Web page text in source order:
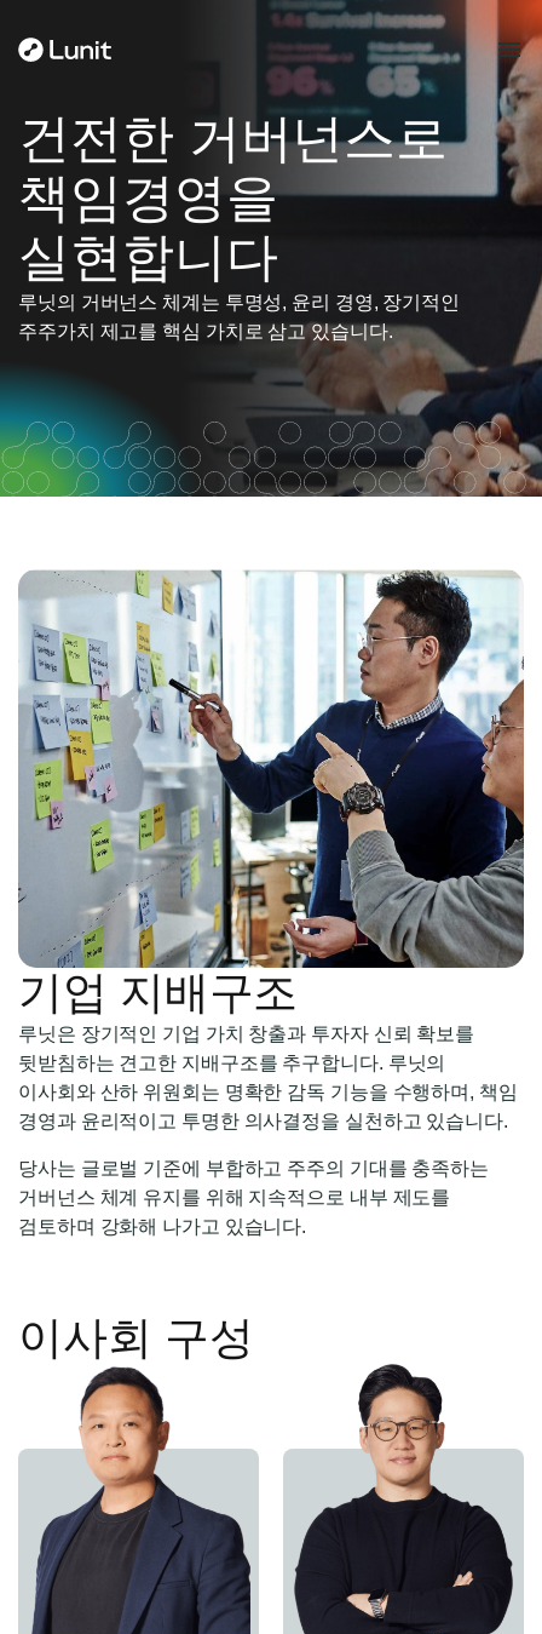
건전한 거버넌스로
책임경영을
실현합니다
루닛의 거버넌스 체계는 투명성, 윤리 경영, 장기적인
주주가치 제고를 핵심 가치로 삼고 있습니다.
기업 지배구조
루닛은 장기적인 기업 가치 창출과 투자자 신뢰 확보를
뒷받침하는 견고한 지배구조를 추구합니다. 루닛의
이사회와 산하 위원회는 명확한 감독 기능을 수행하며, 책임
경영과 윤리적이고 투명한 의사결정을 실천하고 있습니다.
당사는 글로벌 기준에 부합하고 주주의 기대를 충족하는
거버넌스 체계 유지를 위해 지속적으로 내부 제도를
검토하며 강화해 나가고 있습니다.
이사회 구성